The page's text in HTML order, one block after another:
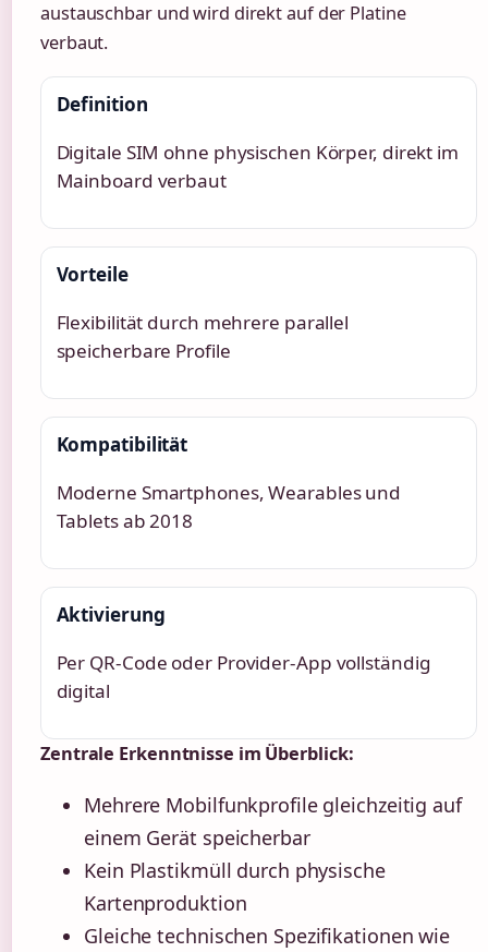
austauschbar und wird direkt auf der Platine
verbaut.
Definition
Digitale SIM ohne physischen Körper, direkt im
Mainboard verbaut
Vorteile
Flexibilität durch mehrere parallel
speicherbare Profile
Kompatibilität
Moderne Smartphones, Wearables und
Tablets ab 2018
Aktivierung
Per QR-Code oder Provider-App vollständig
digital
Zentrale Erkenntnisse im Überblick:
Mehrere Mobilfunkprofile gleichzeitig auf
einem Gerät speicherbar
Kein Plastikmüll durch physische
Kartenproduktion
Gleiche technischen Spezifikationen wie